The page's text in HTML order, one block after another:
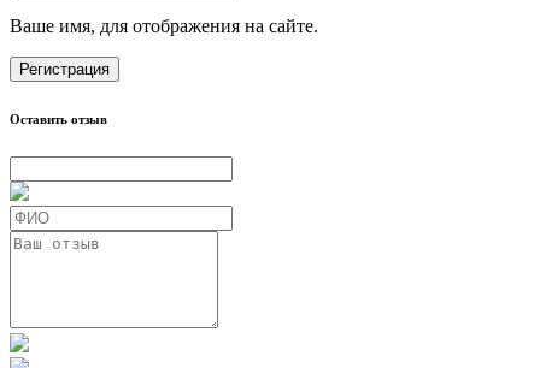
Ваше имя, для отображения на сайте.
Регистрация
Оставить отзыв